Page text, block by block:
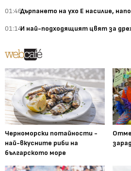
01:46Дърпането на ухо Е насилие,
01:14И най-подходящият цвят за
Черноморски потайности -
най-вкусните риби на
българското море